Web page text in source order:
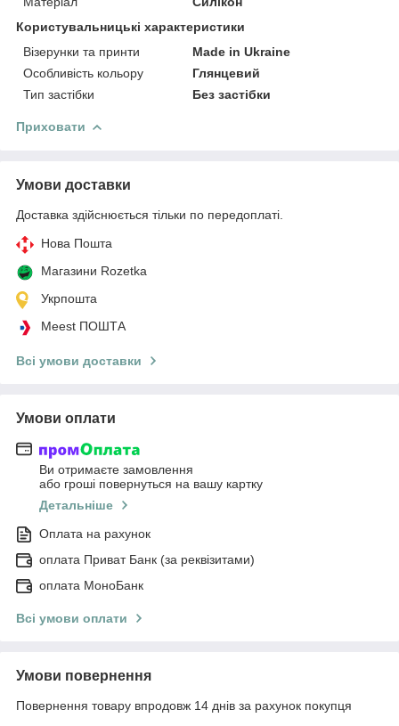
Користувальницькі характеристики
Візерунки та принти
Made in Ukraine
Особливість кольору
Глянцевий
Тип застібки
Без застібки
Приховати
Умови доставки
Доставка здійснюється тільки по передоплаті.
Нова Пошта
Магазини Rozetka
Укрпошта
Meest ПОШТА
Всі умови доставки
Умови оплати
Ви отримаєте замовлення
або гроші повернуться на вашу картку
Детальніше
Оплата на рахунок
оплата Приват Банк (за реквізитами)
оплата МоноБанк
Всі умови оплати
Умови повернення
Повернення товару впродовж 14 днів за рахунок покупця